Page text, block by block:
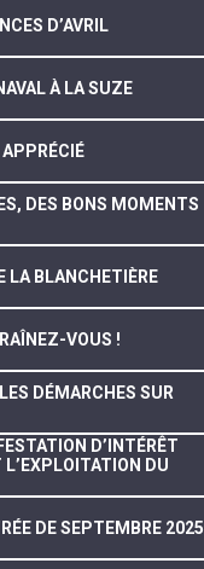
D’AVRIL
À LA SUZE
DES BONS MOMENTS
LA BLANCHETIÈRE
VOUS !
DÉMARCHES SUR
D’INTÉRÊT
DU
DE SEPTEMBRE 2025